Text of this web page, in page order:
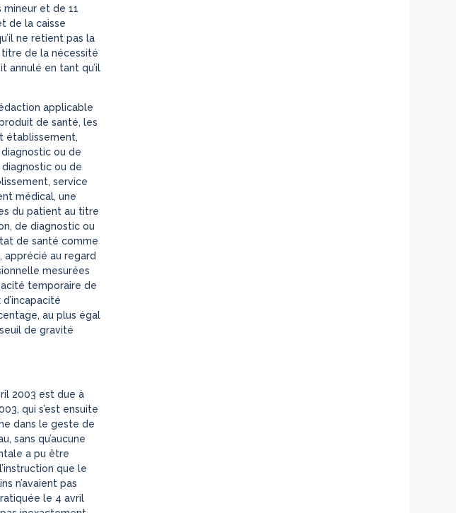
mineur et de 11
de la caisse
ne retient pas la
titre de la nécessité
annulé en tant qu’il
applicable
de santé, les
établissement,
ou de
ou de
service
médical, une
du patient au titre
de diagnostic ou
de santé comme
au regard
mesurées
temporaire de
au plus égal
de gravité
2003 est due à
qui s’est ensuite
dans le geste de
sans qu’aucune
a pu être
que le
n’avaient pas
le 4 avril